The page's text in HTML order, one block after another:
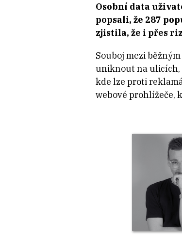
Osobní data
popsali, že 287
zjistila, že i přes
Souboj mezi
uniknout na ulicích,
kde lze proti
webové prohlížeče,